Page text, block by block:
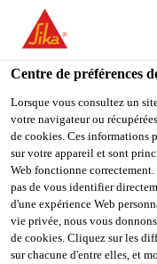
You are accessing
accessing it from
your country.
TO
SIKA
USA
Sika Schweiz
Centre de préférences
Lorsque vous consultez un
votre navigateur ou
de cookies. Ces informations
sur votre appareil et sont
Web fonctionne
pas de vous identifier
d'une expérience Web
vie privée, nous vous
de cookies. Cliquez sur les
sur chacune d'entre elles, et